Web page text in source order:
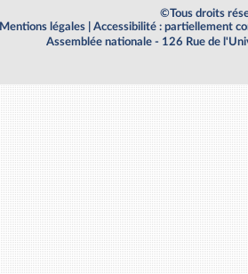
©Tous droits
Mentions légales
Accessibilité : partiellement
Assemblée nationale - 126 Rue de